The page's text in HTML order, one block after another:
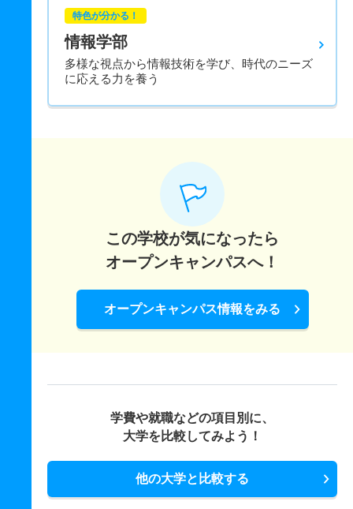
特色が分かる！
情報学部
多様な視点から情報技術を学び、時代のニーズ
に応える力を養う
この学校が気になったら
オープンキャンパスへ！
オープンキャンパス情報をみる
学費や就職などの項目別に、
大学を比較してみよう！
他の大学と比較する